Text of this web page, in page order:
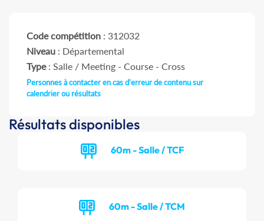
Code compétition : 312032
Niveau : Départemental
Type: Salle / Meeting - Course - Cross
Personnes à contacter en cas d'erreur de contenu sur
calendrier ou résultats
Résultats disponibles
60m - Salle / TCF
60m - Salle / TCM